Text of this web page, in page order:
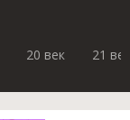
20 век 21 век